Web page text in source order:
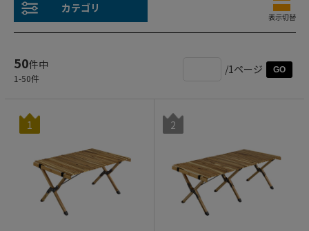
カテゴリ
表示切替
50件中
1-50件
/1ページ GO
1 2